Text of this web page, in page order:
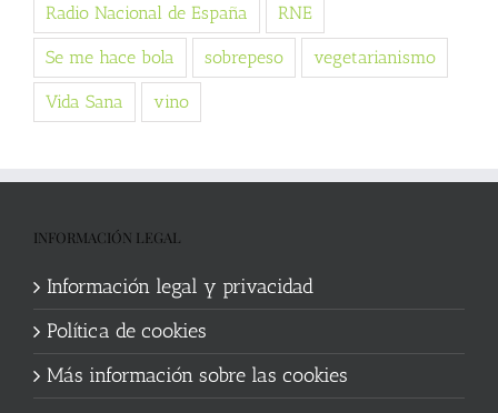
Radio Nacional de España RNE
Se me hace bola sobrepeso vegetarianismo
Vida Sana vino
INFORMACIÓN LEGAL
Información legal y privacidad
Política de cookies
Más información sobre las cookies